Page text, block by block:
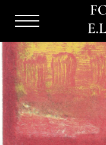
Menu
Burger